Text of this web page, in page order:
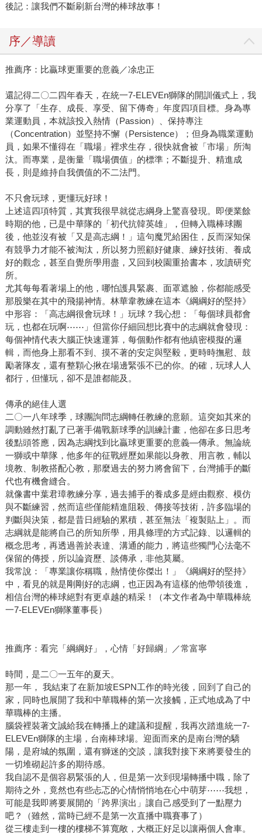
後記：讓我們不斷刷新台灣的棒球故事！
序／導讀
推薦序：比贏球更重要的意義／凃忠正
還記得二〇二四年春天，在統一7-ELEVEn獅隊的開訓儀式上，我
分享了「生存、成長、享受、留下傳奇」年度四項目標。身為專
業運動員，本就該投入熱情（Passion）、保持專注
（Concentration）並堅持不懈（Persistence）；但身為職業運動
員，如果不懂得在「職場」裡求生存，很快就會被「市場」所淘
汰。而專業，是衡量「職場價值」的標準；不斷提升、精進成
長，則是維持自我價值的不二法門。
不只會玩球，更懂玩好球！
上述這四項特質，其實我很早就從志綱身上驚喜發現。即便業餘
時期的他，已是中華隊的「初代抗韓英雄」，但轉入職棒球團
後，他並沒有被「又是高志綱！」這句魔咒給困住，反而深知保
有競爭力才能不被淘汰，所以努力照顧好健康、練好技術、養成
好的觀念，甚至自覺所學用盡，又回到校園重拾書本，攻讀研究
所。
尤其每每看著場上的他，哪怕護具緊裹、面罩遮臉，你都能感受
那股樂在其中的飛揚神情。林華韋教練在這本《綱綱好的堅持》
中形容：「高志綱很會玩球！」玩球？我心想：「每個球員都會
玩，也都在玩啊⋯⋯」但當你仔細回想比賽中的志綱就會發現：
每個神情代表大腦正快速運算，每個動作都有他縝密模擬的邏
輯，而他身上那看不到、摸不著的安定與堅毅，更時時撫慰、鼓
勵著隊友，還有整顆心揪在場邊緊張不已的你。的確，玩球人人
都行，但懂玩，卻不是誰都能及。
傳承的絕佳人選
二〇一八年球季，球團詢問志綱轉任教練的意願。這突如其來的
調動雖然打亂了已著手備戰新球季的訓練計畫，他卻在多日思考
後點頭答應，因為志綱找到比贏球更重要的意義—傳承。無論統
一獅或中華隊，他多年的征戰經歷如果能以身教、用言教，輔以
境教、制教搭配心教，那麼過去的努力將會留下，台灣捕手的斷
代也有機會縫合。
就像書中葉君璋教練分享，過去捕手的養成多是經由觀察、模仿
與不斷練習，然而這些僅能精進阻殺、傳接等技術，許多臨場的
判斷與決策，都是昔日經驗的累積，甚至無法「複製貼上」。而
志綱就是能將自己的所知所學，用具條理的方式記錄、以邏輯的
概念思考，再透過善於表達、溝通的能力，將這些獨門心法毫不
保留的傳授，所以論資歷、談傳承，非他莫屬。
我常說：「專業讓你稱職，熱情使你傑出！」《綱綱好的堅持》
中，看見的就是剛剛好的志綱，也正因為有這樣的他帶領後進，
相信台灣的棒球絕對有更卓越的精采！（本文作者為中華職棒統
一7-ELEVEn獅隊董事長）
推薦序：看完「綱綱好」，心情「好歸綱」／常富寧
時間，是二〇一五年的夏天。
那一年， 我結束了在新加坡ESPN工作的時光後，回到了自己的
家，同時也展開了我和中華職棒的第一次接觸，正式地成為了中
華職棒的主播。
腦袋裡裝著文誠給我在轉播上的建議和提醒，我再次踏進統一7-
ELEVEn獅隊的主場，台南棒球場。迎面而來的是南台灣的驕
陽，是府城的氛圍，還有獅迷的交談，讓我對接下來將要發生的
一切堆砌起許多的期待感。
我自認不是個容易緊張的人，但是第一次到現場轉播中職，除了
期待之外，竟然也有些忐忑的心情悄悄地在心中萌芽⋯⋯我想，
可能是我即將要展開的「跨界演出」讓自己感受到了一點壓力
吧？（雖然，當時已經不是第一次直播中職賽事了）
從三樓走到一樓的樓梯不算寬敞，大概正好足以讓兩個人會車。